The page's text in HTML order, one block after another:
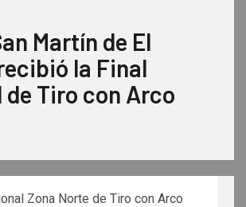
Martín de El
la Final
de Tiro con Arco
Zona Norte de Tiro con Arco